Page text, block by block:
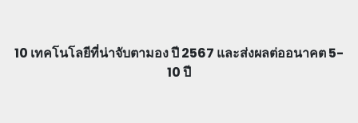
10 เทคโนโลยีที่น่าจับตามอง ปี 2567 และส่งผลต่ออนาคต 5-
10 ปี